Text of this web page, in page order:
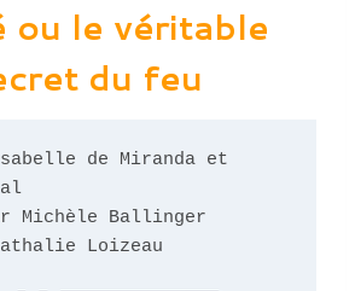
ou le véritable
du feu
de Miranda et
Michèle Ballinger
Loizeau